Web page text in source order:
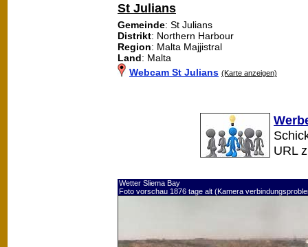
St Julians
Gemeinde: St Julians
Distrikt: Northern Harbour
Region: Malta Majjistral
Land: Malta
Webcam St Julians (Karte anzeigen)
URL
Wetter Sliema Bay
Foto vorschau 1876 tage alt (Kamera